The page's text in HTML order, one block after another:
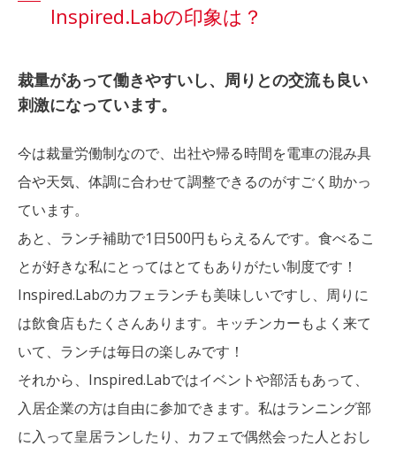
Inspired.Labの印象は？
裁量があって働きやすいし、周りとの交流も良い
刺激になっています。
今は裁量労働制なので、出社や帰る時間を電車の混み具
合や天気、体調に合わせて調整できるのがすごく助かっ
ています。
あと、ランチ補助で1日500円もらえるんです。食べるこ
とが好きな私にとってはとてもありがたい制度です！
Inspired.Labのカフェランチも美味しいですし、周りに
は飲食店もたくさんあります。キッチンカーもよく来て
いて、ランチは毎日の楽しみです！
それから、Inspired.Labではイベントや部活もあって、
入居企業の方は自由に参加できます。私はランニング部
に入って皇居ランしたり、カフェで偶然会った人とおし